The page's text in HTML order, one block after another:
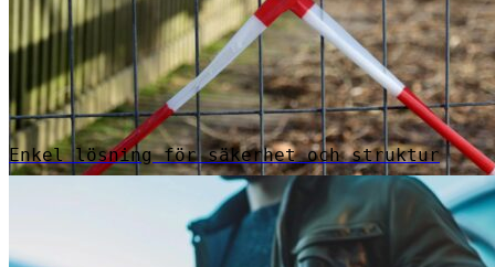
Enkel lösning för säkerhet och struktur